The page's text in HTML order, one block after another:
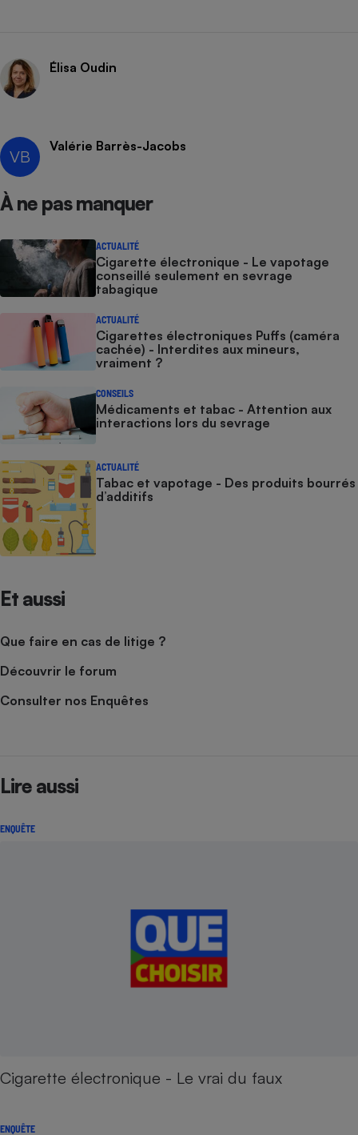
Élisa Oudin
VB
Valérie Barrès-Jacobs
À ne pas manquer
ACTUALITÉ
Cigarette électronique - Le vapotage
conseillé seulement en sevrage
tabagique
ACTUALITÉ
Cigarettes électroniques Puffs (caméra
cachée) - Interdites aux mineurs,
vraiment ?
CONSEILS
Médicaments et tabac - Attention aux
interactions lors du sevrage
ACTUALITÉ
Tabac et vapotage - Des produits bourrés
d’additifs
Et aussi
Que faire en cas de litige ?
Découvrir le forum
Consulter nos Enquêtes
Lire aussi
ENQUÊTE
Cigarette électronique - Le vrai du faux
ENQUÊTE